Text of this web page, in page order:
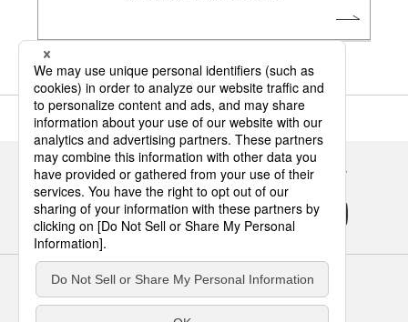
Panasonicの住まい・くらし SNSアカウント
サイトのご利用にあたって
クッキーポリシー
個人情報保護方針
パナソニック ホールディングス